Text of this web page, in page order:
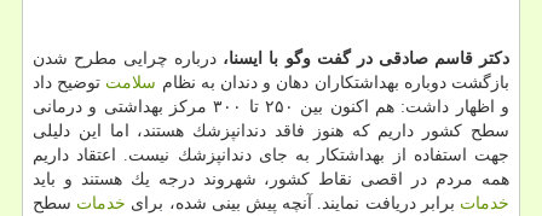
دكتر قاسم صادقی در گفت وگو با ایسنا، درباره چرایی مطرح شدن
بازگشت دوباره بهداشتكاران دهان و دندان به نظام سلامت توضیح داد
و اظهار داشت: هم اكنون بین ۲۵۰ تا ۳۰۰ مركز بهداشتی و درمانی
سطح كشور داریم كه هنوز فاقد دندانپزشك هستند، اما این دلیلی
جهت استفاده از بهداشتكار به جای دندانپزشك نیست. اعتقاد داریم
همه مردم در اقصی نقاط كشور، شهروند درجه یك هستند و باید
خدمات برابر دریافت نمایند. آنچه پیش بینی شده، برای خدمات سطح